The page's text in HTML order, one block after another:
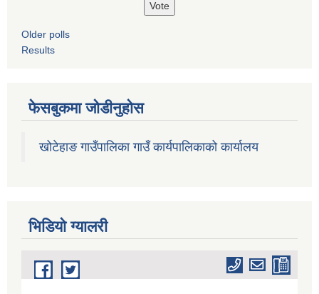
Older polls
Results
फेसबुकमा जोडीनुहोस
खोटेहाङ गाउँपालिका गाउँ कार्यपालिकाको कार्यालय
भिडियाे ग्यालरी